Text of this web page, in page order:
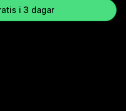
i 3 dagar